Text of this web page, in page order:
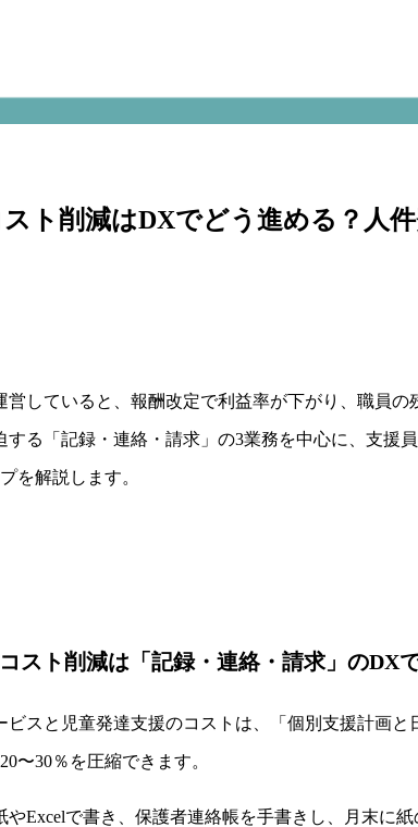
ト削減はDXでどう進める？人
営していると、報酬改定で利益率が下がり、職員
る「記録・連絡・請求」の3業務を中心に、支援
を解説します。
スト削減は「記録・連絡・請求」のDX
スと児童発達支援のコストは、「個別支援計画
〜30％を圧縮できます。
Excelで書き、保護者連絡帳を手書きし、月末に